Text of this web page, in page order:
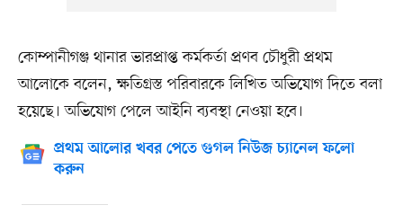
কোম্পানীগঞ্জ থানার ভারপ্রাপ্ত কর্মকর্তা প্রণব চৌধুরী প্রথম
আলোকে বলেন, ক্ষতিগ্রস্ত পরিবারকে লিখিত অভিযোগ দিতে বলা
হয়েছে। অভিযোগ পেলে আইনি ব্যবস্থা নেওয়া হবে।
প্রথম আলোর খবর পেতে গুগল নিউজ চ্যানেল ফলো
করুন